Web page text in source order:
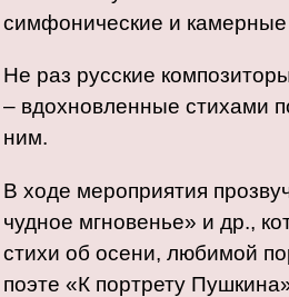
симфонические и
Не раз русские
– вдохновленные стихами
ним.
В ходе мероприятия
чудное мгновенье» и др.,
стихи об осени, любимой
поэте «К портрету